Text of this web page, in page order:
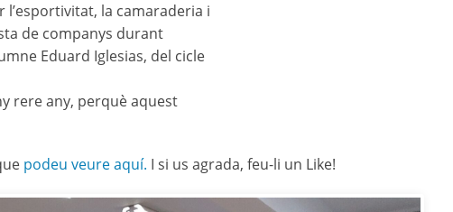
la camaraderia i
de companys durant
Eduard Iglesias, del cicle
rere any, perquè aquest
podeu veure aquí. I si us agrada, feu-li un Like!